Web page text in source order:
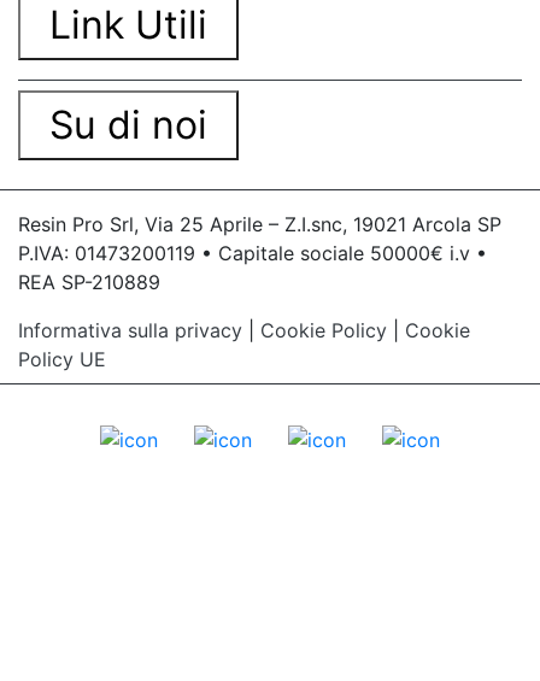
Link Utili
Su di noi
Resin Pro Srl, Via 25 Aprile – Z.I.snc, 19021 Arcola SP
P.IVA: 01473200119 • Capitale sociale 50000€ i.v •
REA SP-210889
Informativa sulla privacy
Cookie Policy
Cookie
Policy UE